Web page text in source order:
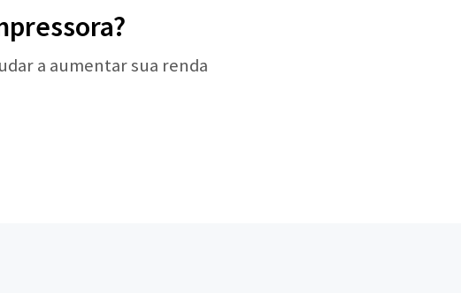
a aumentar sua renda